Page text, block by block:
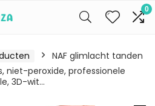
0
NAF glimlacht tanden
niet-peroxide, professionele
3D-wit…